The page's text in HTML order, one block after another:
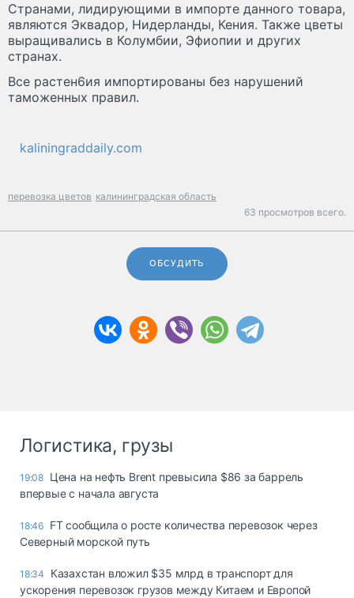
Странами, лидирующими в импорте данного товара,
являются Эквадор, Нидерланды, Кения. Также цветы
выращивались в Колумбии, Эфиопии и других
странах.
Все растен6ия импортированы без нарушений
таможенных правил.
kaliningraddaily.com
перевозка цветов калининградская область
63 просмотров всего.
ОБСУДИТЬ
Логистика, грузы
19:08 Цена на нефть Brent превысила $86 за баррель
впервые с начала августа
18:46 FT сообщила о росте количества перевозок через
Северный морской путь
18:34
Казахстан вложил $35 млрд в транспорт для
ускорения перевозок грузов между Китаем и Европой